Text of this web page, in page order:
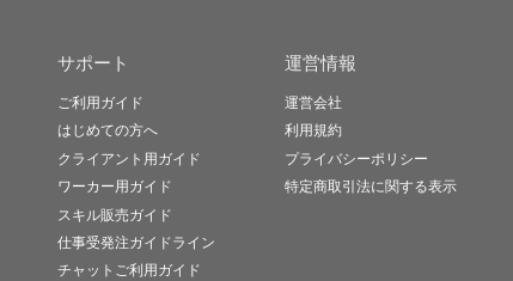
サポート
ご利用ガイド
はじめての方へ
クライアント用ガイド
ワーカー用ガイド
スキル販売ガイド
仕事受発注ガイドライン
チャットご利用ガイド
運営情報
運営会社
利用規約
プライバシーポリシー
特定商取引法に関する表示